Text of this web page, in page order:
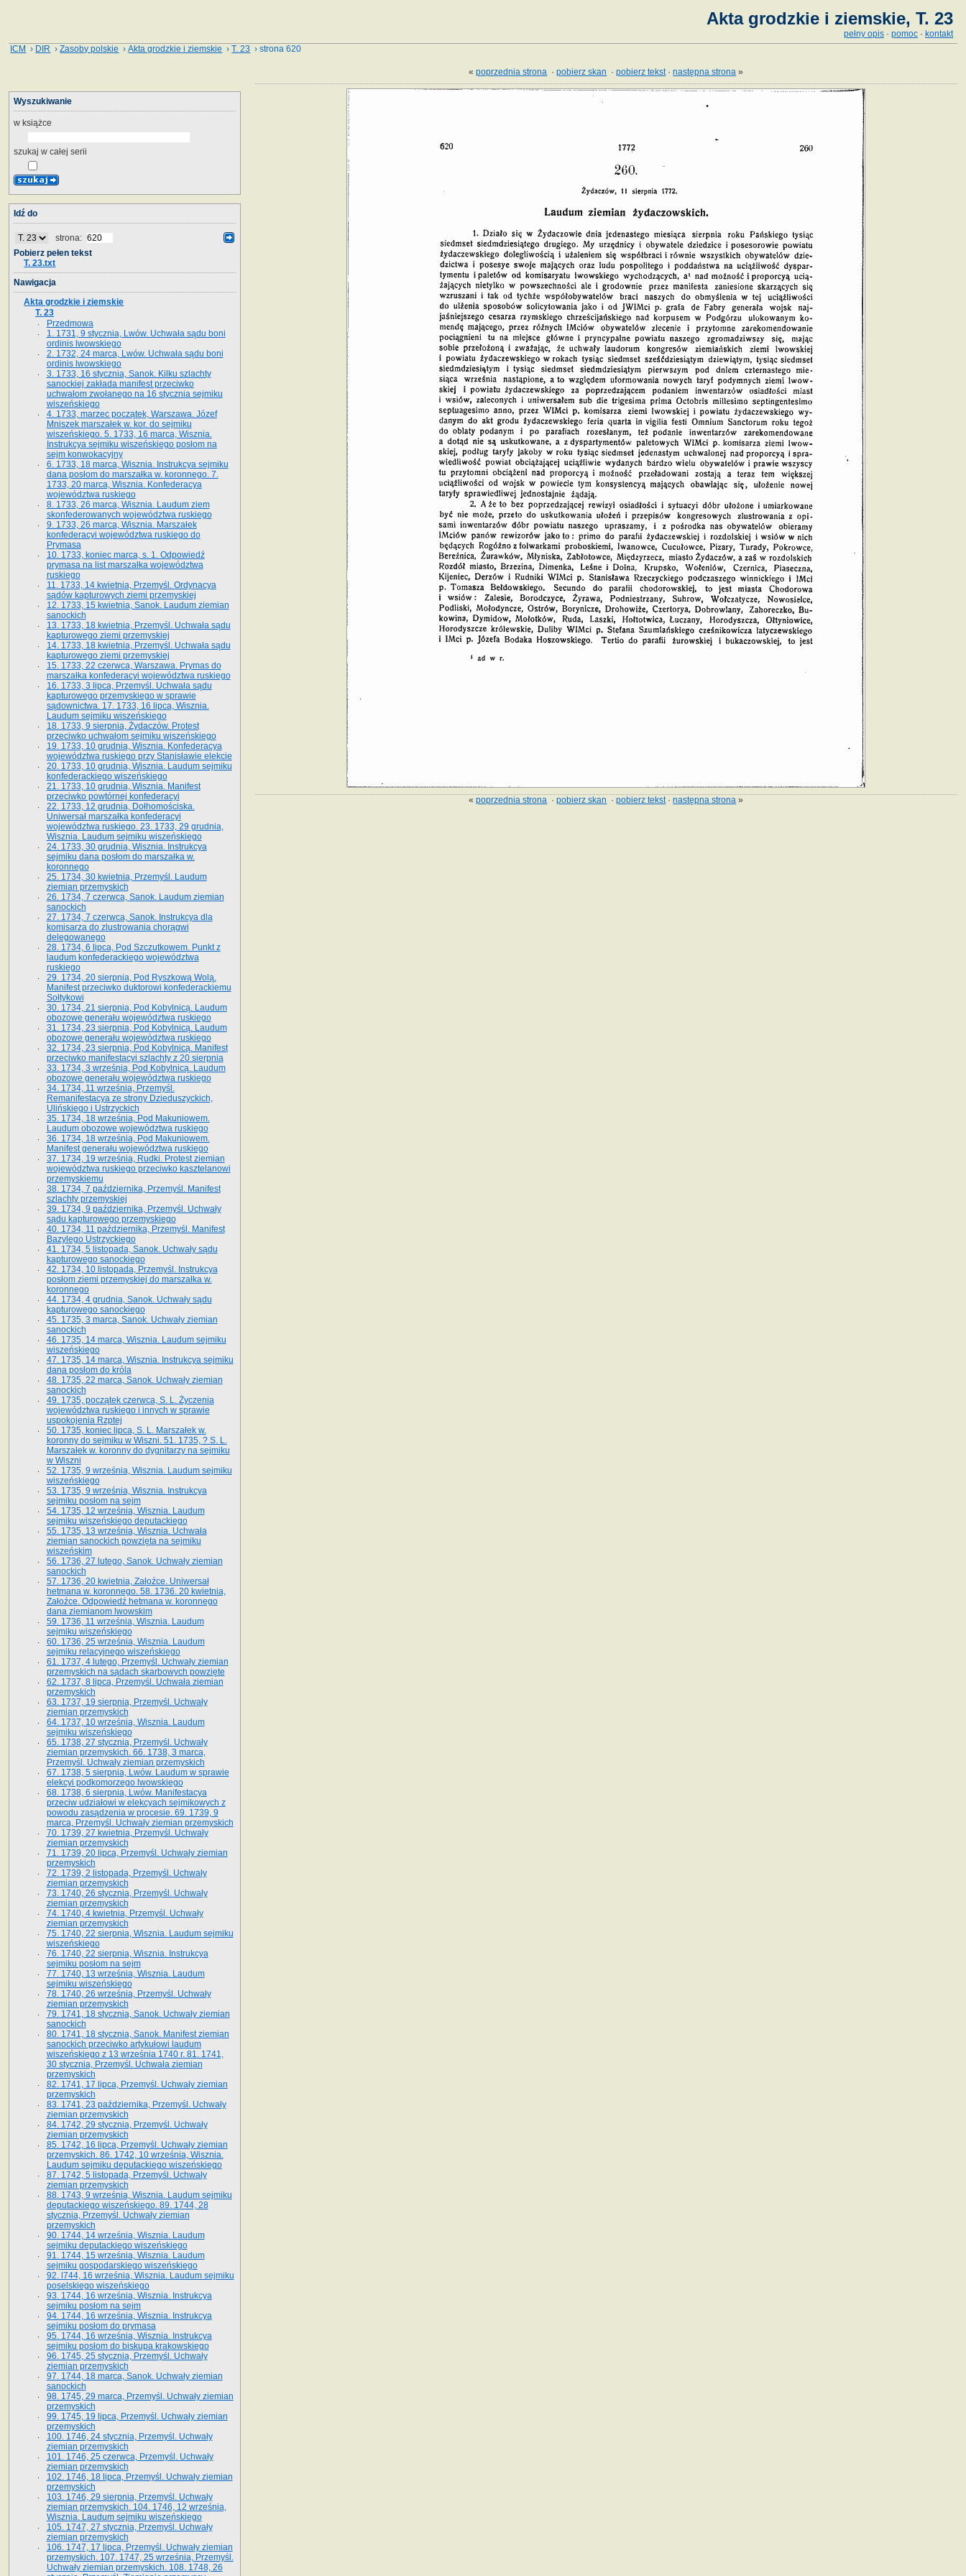
Akta grodzkie i ziemskie, T. 23
pełny opis · pomoc · kontakt
ICM › DIR ›Zasoby polskie ›Akta grodzkie i ziemskie ›T. 23 › strona 620
«poprzednia strona ·pobierz skan ·pobierz tekst·następna strona »
«poprzednia strona ·pobierz skan ·pobierz tekst·następna strona »
Wyszukiwanie
w książce
szukaj w całej serii
Idź do
strona:
Pobierz pełen tekst
T. 23.txt
Nawigacja
Akta grodzkie i ziemskie
T. 23
Przedmowa
1. 1731, 9 stycznia, Lwów. Uchwała sądu boni
ordinis lwowskiego
2. 1732, 24 marca, Lwów. Uchwała sądu boni
ordinis lwowskiego
3. 1733, 16 stycznia, Sanok. Kilku szlachty
sanockiej zakłada manifest przeciwko
uchwałom zwołanego na 16 stycz­nia sejmiku
wiszeńskiego
4. 1733, marzec początek, Warszawa. Józef
Mniszek marszałek w. kor. do sejmiku
wiszeńskiego. 5. 1733, 16 marca, Wisznia.
Instrukcya sejmiku wiszeńskiego posłom na
sejm konwokacyjny
6. 1733, 18 marca, Wisznia. Instrukcya sejmiku
dana posłom do marszałka w. koronnego. 7.
1733, 20 marca, Wisznia. Konfederacya
województwa ruskiego
8. 1733, 26 marca, Wisznia. Laudum ziem
skonfederowanych województwa ruskiego
9. 1733, 26 marca, Wisznia. Marszałek
konfederacyi województwa ruskiego do
Prymasa
10. 1733, koniec marca, s. 1. Odpowiedź
prymasa na list marszałka województwa
ruskiego
11. 1733, 14 kwietnia, Przemyśl. Ordynacya
sądów kapturowych ziemi przemyskiej
12. 1733, 15 kwietnia, Sanok. Laudum ziemian
sanockich
13. 1733, 18 kwietnia, Przemyśl. Uchwała sądu
kapturowego ziemi przemyskiej
14. 1733, 18 kwietnia, Przemyśl. Uchwała sądu
kapturowego ziemi przemyskiej
15. 1733, 22 czerwca, Warszawa. Prymas do
marszałka konfederacyi województwa ruskiego
16. 1733, 3 lipca, Przemyśl. Uchwała sądu
kapturowego przemyskiego w sprawie
sądownictwa. 17. 1733, 16 lipca, Wisznia.
Laudum sejmiku wiszeńskiego
18. 1733, 9 sierpnia, Żydaczów. Protest
przeciwko uchwałom sejmiku wiszeńskiego
19. 1733, 10 grudnia, Wisznia. Konfederacya
województwa ruskiego przy Stanisławie elekcie
20. 1733, 10 grudnia, Wisznia. Laudum sejmiku
konfederackiego wiszeńskiego
21. 1733, 10 grudnia, Wisznia. Manifest
przeciwko powtórnej konfederacyi
22. 1733, 12 grudnia, Dołhomościska.
Uniwersał marszałka konfederacyi
województwa ruskiego. 23. 1733, 29 grudnia,
Wisznia. Laudum sejmiku wiszeńskiego
24. 1733, 30 grudnia, Wisznia. Instrukcya
sejmiku dana posłom do marszałka w.
koronnego
25. 1734, 30 kwietnia, Przemyśl. Laudum
ziemian przemyskich
26. 1734, 7 czerwca, Sanok. Laudum ziemian
sanockich
27. 1734, 7 czerwca, Sanok. Instrukcya dla
komisarza do zlustrowania chorągwi
delegowanego
28. 1734, 6 lipca, Pod Szczutkowem. Punkt z
laudum konfederackiego województwa
ruskiego
29. 1734, 20 sierpnia, Pod Ryszkową Wolą.
Manifest przeciwko duktorowi konfederackiemu
Sołtykowi
30. 1734, 21 sierpnia, Pod Kobylnicą. Laudum
obozowe generału województwa ruskiego
31. 1734, 23 sierpnia, Pod Kobylnicą. Laudum
obozowe generału województwa ruskiego
32. 1734, 23 sierpnia, Pod Kobylnicą. Manifest
przeciwko manifestacyi szlachty z 20 sierpnia
33. 1734, 3 września, Pod Kobylnicą. Laudum
obozowe generału województwa ruskiego
34. 1734, 11 września, Przemyśl.
Remanifestacya ze strony Dzieduszyckich,
Ulińskiego i Ustrzyckich
35. 1734, 18 września, Pod Makuniowem.
Laudum obozowe województwa ruskiego
36. 1734, 18 września, Pod Makuniowem.
Manifest generału województwa ruskiego
37. 1734, 19 września, Rudki. Protest ziemian
województwa ruskiego przeciwko kasztelanowi
przemyskiemu
38. 1734, 7 października, Przemyśl. Manifest
szlachty przemyskiej
39. 1734, 9 października, Przemyśl. Uchwały
sądu kapturowego przemyskiego
40. 1734, 11 października, Przemyśl. Manifest
Bazylego Ustrzyckiego
41. 1734, 5 listopada, Sanok. Uchwały sądu
kapturowego sanockiego
42. 1734, 10 listopada, Przemyśl. Instrukcya
posłom ziemi przemyskiej do marszałka w.
koronnego
44. 1734, 4 grudnia, Sanok. Uchwały sądu
kapturowego sanockiego
45. 1735, 3 marca, Sanok. Uchwały ziemian
sanockich
46. 1735, 14 marca, Wisznia. Laudum sejmiku
wiszeńskiego
47. 1735, 14 marca, Wisznia. Instrukcya sejmiku
dana posłom do króla
48. 1735, 22 marca, Sanok. Uchwały ziemian
sanockich
49. 1735, początek czerwca, S. L. Życzenia
województwa ruskiego i innych w sprawie
uspokojenia Rzptej
50. 1735, koniec lipca, S. L. Marszałek w.
koronny do sejmiku w Wiszni. 51. 1735, ? S. L.
Marszałek w. koronny do dygnitarzy na sejmiku
w Wiszni
52. 1735, 9 września, Wisznia. Laudum sejmiku
wiszeńskiego
53. 1735, 9 września, Wisznia. Instrukcya
sejmiku posłom na sejm
54. 1735, 12 września, Wisznia. Laudum
sejmiku wiszeńskiego deputackiego
55. 1735, 13 września, Wisznia. Uchwała
ziemian sanockich powzięta na sejmiku
wiszeńskim
56. 1736, 27 lutego, Sanok. Uchwały ziemian
sanockich
57. 1736, 20 kwietnia, Załoźce. Uniwersał
hetmana w. koronnego. 58. 1736. 20 kwietnia,
Załoźce. Odpowiedź hetmana w. koronnego
dana ziemianom lwowskim
59. 1736, 11 września, Wisznia. Laudum
sejmiku wiszeńskiego
60. 1736, 25 września, Wisznia. Laudum
sejmiku relacyjnego wiszeńskiego
61. 1737, 4 lutego, Przemyśl. Uchwały ziemian
przemyskich na sądach skarbowych powzięte
62. 1737, 8 lipca, Przemyśl. Uchwała ziemian
przemyskich
63. 1737, 19 sierpnia, Przemyśl. Uchwały
ziemian przemyskich
64. 1737, 10 września, Wisznia. Laudum
sejmiku wiszeńskiego
65. 1738, 27 stycznia, Przemyśl. Uchwały
ziemian przemyskich­­. 66. 1738, 3 marca,
Przemyśl. Uchwały ziemian przemyskich­
67. 1738, 5 sierpnia, Lwów. Laudum w sprawie
elekcyi podkomorzego lwowskiego
68. 1738, 6 sierpnia, Lwów. Manifestacya
przeciw udziałowi w elekcyach sejmikowych z
powodu zasądzenia w procesie. 69. 1739, 9
marca, Przemyśl. Uchwały ziemian przemyskich
70. 1739, 27 kwietnia, Przemyśl. Uchwały
ziemian przemyskich
71. 1739, 20 lipca, Przemyśl. Uchwały ziemian
przemyskich
72. 1739, 2 listopada, Przemyśl. Uchwały
ziemian przemyskich
73. 1740, 26 stycznia, Przemyśl. Uchwały
ziemian przemyskich
74. 1740, 4 kwietnia, Przemyśl. Uchwały
ziemian przemyskich
75. 1740, 22 sierpnia, Wisznia. Laudum sejmiku
wiszeńskiego
76. 1740, 22 sierpnia, Wisznia. Instrukcya
sejmiku posłom na sejm
77. 1740, 13 września, Wisznia. Laudum
sejmiku wiszeńskiego
78. 1740, 26 września, Przemyśl. Uchwały
ziemian przemyskich
79. 1741, 18 stycznia, Sanok. Uchwały ziemian
sanockich
80. 1741, 18 stycznia, Sanok. Manifest ziemian
sanockich przeciwko artykułowi laudum
wiszeńskiego z 13 wrze­śnia 1740 r. 81. 1741,
30 stycznia, Przemyśl. Uchwała ziemian
przemyskich
82. 1741, 17 lipca, Przemyśl. Uchwały ziemian
przemyskich
83. 1741, 23 października, Przemyśl. Uchwały
ziemian przemyskich
84. 1742, 29 stycznia, Przemyśl. Uchwały
ziemian przemyskich
85. 1742, 16 lipca, Przemyśl. Uchwały ziemian
przemyskich. 86. 1742, 10 września, Wisznia.
Laudum sejmiku deputackiego wiszeńskiego
87. 1742, 5 listopada, Przemyśl. Uchwały
ziemian przemyskich
88. 1743, 9 września, Wisznia. Laudum sejmiku
deputackiego wiszeńskiego. 89. 1744, 28
stycznia, Przemyśl. Uchwały ziemian
przemyskich
90. 1744, 14 września, Wisznia. Laudum
sejmiku deputackiego wiszeńskiego
91. 1744, 15 września, Wisznia. Laudum
sejmiku gospodarskiego wiszeńskiego
92. l744, 16 września, Wisznia. Laudum sejmiku
poselskiego wiszeńskiego
93. 1744, 16 września, Wisznia. Instrukcya
sejmiku posłom na sejm
94. 1744, 16 września, Wisznia. Instrukcya
sejmiku posłom do prymasa
95. 1744, 16 września, Wisznia. Instrukcya
sejmiku posłom do biskupa krakowskiego
96. 1745, 25 stycznia, Przemyśl. Uchwały
ziemian przemyskich
97. 1744, 18 marca, Sanok. Uchwały ziemian
sanockich
98. 1745, 29 marca, Przemyśl. Uchwały ziemian
przemyskich
99. 1745, 19 lipca, Przemyśl. Uchwały ziemian
przemyskich
100. 1746, 24 stycznia, Przemyśl. Uchwały
ziemian przemyskich
101. 1746, 25 czerwca, Przemyśl. Uchwały
ziemian przemyskich
102. 1746, 18 lipca, Przemyśl. Uchwały ziemian
przemyskich
103. 1746, 29 sierpnia, Przemyśl. Uchwały
ziemian przemyskich. 104. 1746, 12 września,
Wisznia. Laudum sejmiku wiszeńskiego
105. 1747, 27 stycznia, Przemyśl. Uchwały
ziemian przemyskich
106. 1747, 17 lipca, Przemyśl. Uchwały ziemian
przemyskich. 107. 1747, 25 września, Przemyśl.
Uchwały ziemian przemyskich. 108. 1748, 26